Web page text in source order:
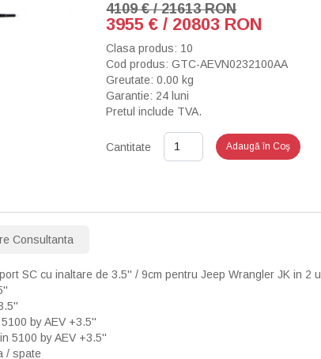
4109 € / 21613 RON
3955 € / 20803 RON
Clasa produs: 10
Cod produs: GTC-AEVN0232100AA
Greutate: 0.00 kg
Garantie: 24 luni
Pretul include TVA.
Cantitate Adaugă în Coş
Consultanta
SC cu inaltare de 3.5'' / 9cm pentru Jeep Wrangler JK in 2
by AEV +3.5''
5100 by AEV +3.5''
/ spate